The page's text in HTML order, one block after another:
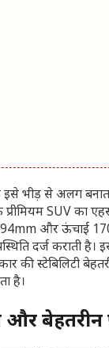
भीड़ से अलग
SUV का
और ऊंचाई
दर्ज कराती है।
की स्टेबिलिटी
है।
और बेहतरीन